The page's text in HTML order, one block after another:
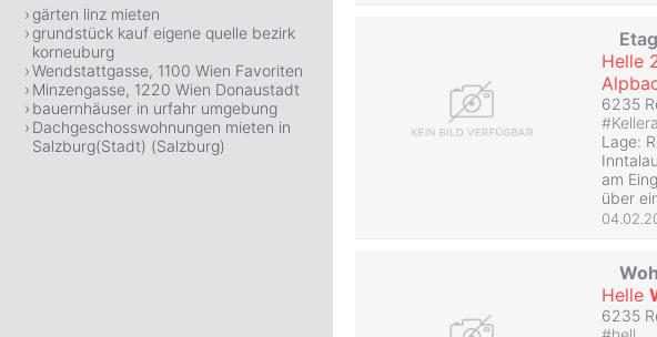
Helle
6235
#
Lage:
am
über
Helle
6235
gärten linz mieten
grundstück kauf eigene quelle bezirk
korneuburg
Wendstattgasse, 1100 Wien Favoriten
Minzengasse, 1220 Wien Donaustadt
bauernhäuser in urfahr umgebung
Dachgeschosswohnungen mieten in
Salzburg(Stadt) (Salzburg)